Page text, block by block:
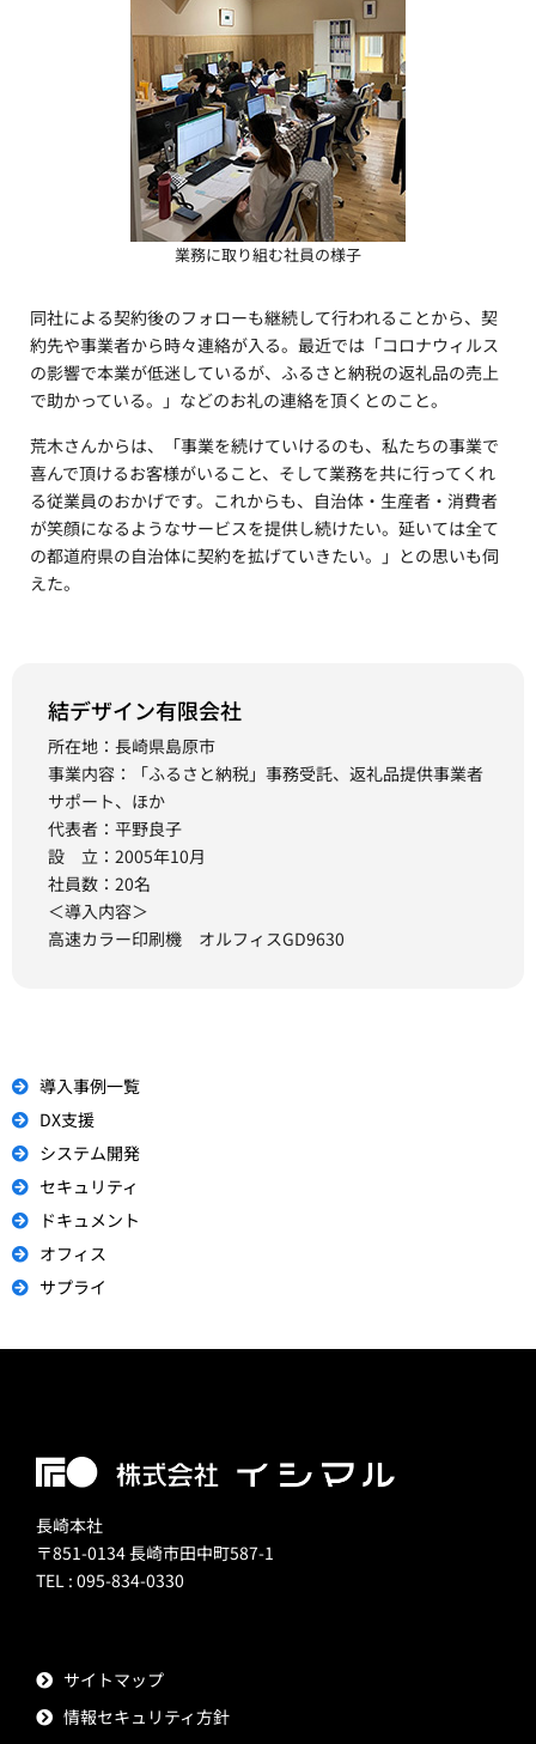
業務に取り組む社員の様子
同社による契約後のフォローも継続して行われることから、契
約先や事業者から時々連絡が入る。最近では「コロナウィルス
の影響で本業が低迷しているが、ふるさと納税の返礼品の売上
で助かっている。」などのお礼の連絡を頂くとのこと。
荒木さんからは、「事業を続けていけるのも、私たちの事業で
喜んで頂けるお客様がいること、そして業務を共に行ってくれ
る従業員のおかげです。これからも、自治体・生産者・消費者
が笑顔になるようなサービスを提供し続けたい。延いては全て
の都道府県の自治体に契約を拡げていきたい。」との思いも伺
えた。
結デザイン有限会社
所在地：長崎県島原市
事業内容：「ふるさと納税」事務受託、返礼品提供事業者
サポート、ほか
代表者：平野良子
設 立：2005年10月
社員数：20名
＜導入内容＞
高速カラー印刷機 オルフィスGD9630
導入事例一覧
DX支援
システム開発
セキュリティ
ドキュメント
オフィス
サプライ
長崎本社
〒851-0134 長崎市田中町587-1
TEL : 095-834-0330
サイトマップ
情報セキュリティ方針